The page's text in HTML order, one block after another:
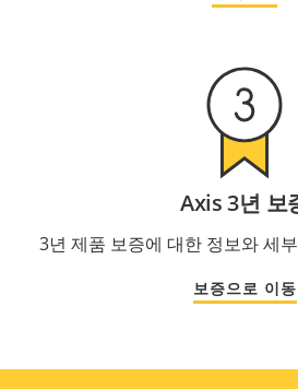
Axis 3년 보
3년 제품 보증에 대한 정보와 세
보증으로 이동